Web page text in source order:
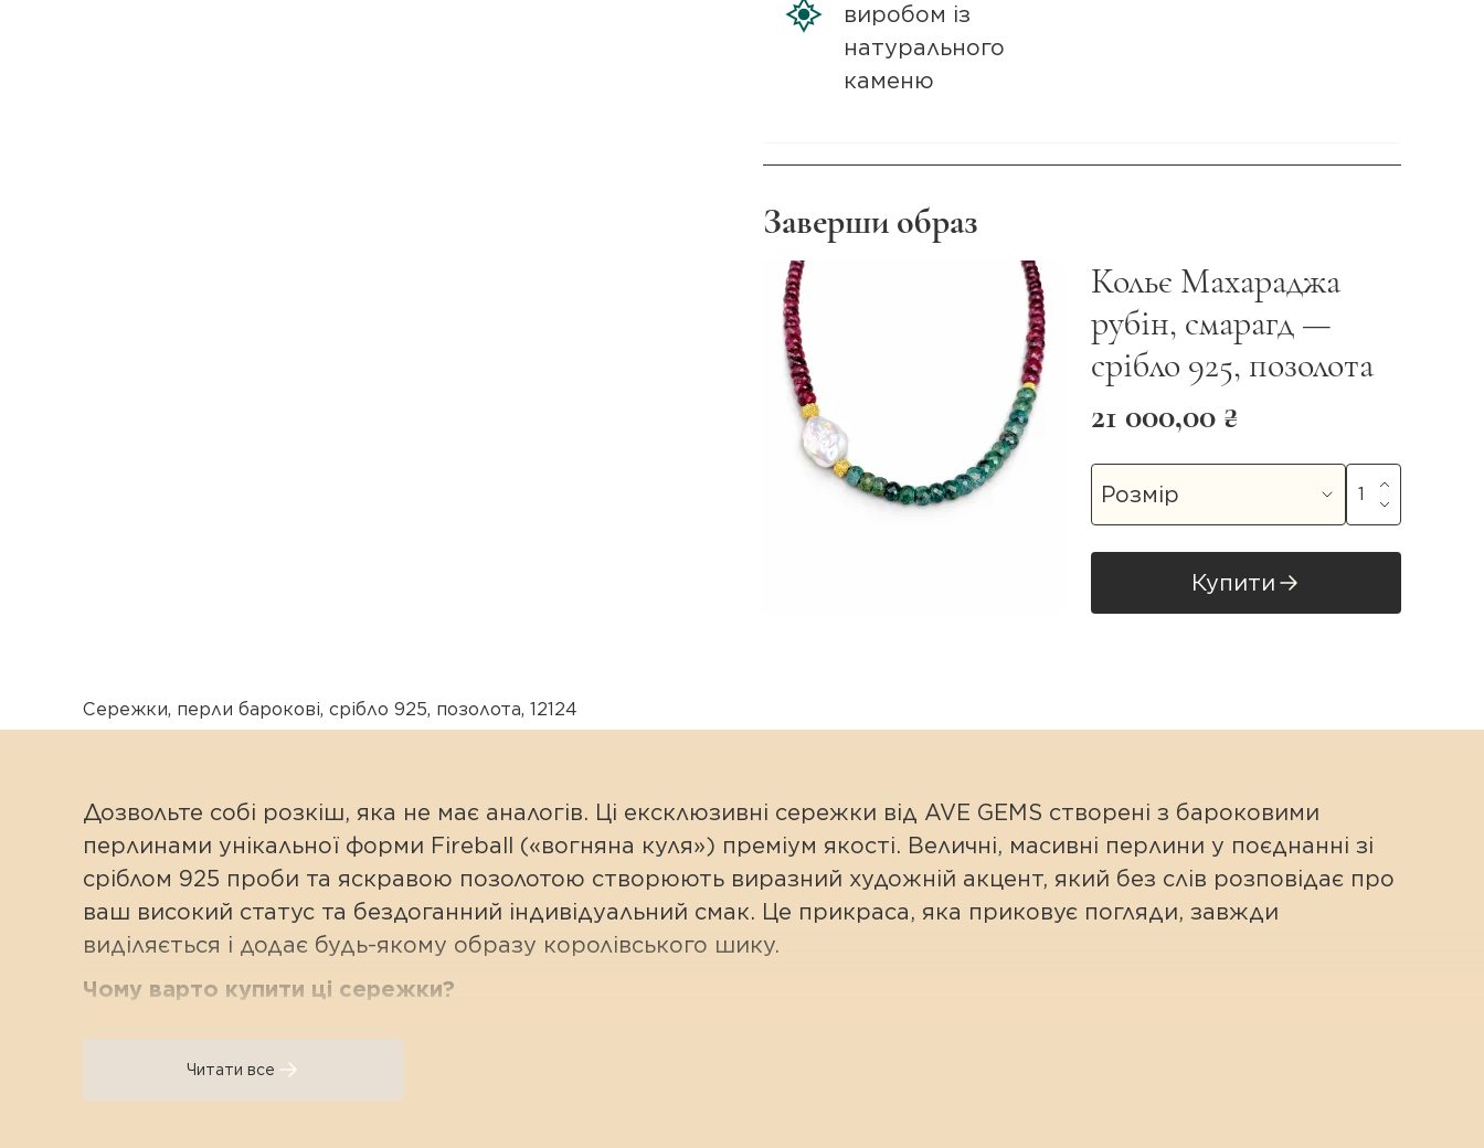
виробом із
натурального
каменю
Заверши образ
Кольє Махараджа
рубін, смарагд —
срібло 925, позолота
21 000,00 ₴
Купити
Сережки, перли барокові, срібло 925, позолота, 12124
Дозвольте собі розкіш, яка не має аналогів. Ці ексклюзивні сережки від AVE GEMS створені з бароковими
перлинами унікальної форми Fireball («вогняна куля») преміум якості. Величні, масивні перлини у поєднанні зі
сріблом 925 проби та яскравою позолотою створюють виразний художній акцент, який без слів розповідає про
ваш високий статус та бездоганний індивідуальний смак. Це прикраса, яка приковує погляди, завжди
виділяється і додає будь-якому образу королівського шику.
Чому варто купити ці сережки?
Космічна форма Fireball:
комети, рельєфний виросток, що створює неповторну гру світла.
Читати все